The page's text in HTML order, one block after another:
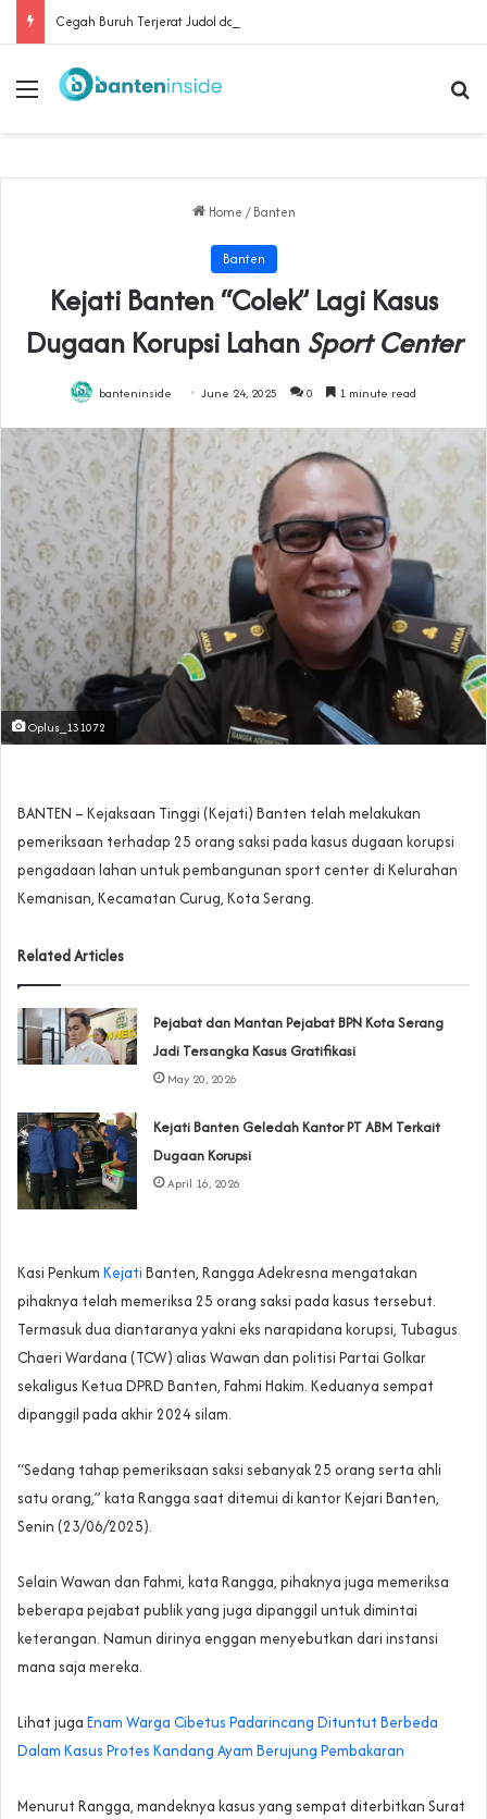
Menu
Home / Banten
Banten
Kejati Banten “Colek” Lagi Kasus
Dugaan Korupsi Lahan Sport Center
banteninside June 24, 2025 0 1 minute read
Oplus_131072
BANTEN – Kejaksaan Tinggi (Kejati) Banten telah melakukan
pemeriksaan terhadap 25 orang saksi pada kasus dugaan korupsi
pengadaan lahan untuk pembangunan sport center di Kelurahan
Kemanisan, Kecamatan Curug, Kota Serang.
Related Articles
Pejabat dan Mantan Pejabat BPN Kota Serang
Jadi Tersangka Kasus Gratifikasi
May 20, 2026
Kejati Banten Geledah Kantor PT ABM Terkait
Dugaan Korupsi
April 16, 2026
Kasi Penkum Kejati Banten, Rangga Adekresna mengatakan
pihaknya telah memeriksa 25 orang saksi pada kasus tersebut.
Termasuk dua diantaranya yakni eks narapidana korupsi, Tubagus
Chaeri Wardana (TCW) alias Wawan dan politisi Partai Golkar
sekaligus Ketua DPRD Banten, Fahmi Hakim. Keduanya sempat
dipanggil pada akhir 2024 silam.
“Sedang tahap pemeriksaan saksi sebanyak 25 orang serta ahli
satu orang,” kata Rangga saat ditemui di kantor Kejari Banten,
Senin (23/06/2025).
Selain Wawan dan Fahmi, kata Rangga, pihaknya juga memeriksa
beberapa pejabat publik yang juga dipanggil untuk dimintai
keterangan. Namun dirinya enggan menyebutkan dari instansi
mana saja mereka.
Lihat juga Enam Warga Cibetus Padarincang Dituntut Berbeda
Dalam Kasus Protes Kandang Ayam Berujung Pembakaran
Menurut Rangga, mandeknya kasus yang sempat diterbitkan Surat